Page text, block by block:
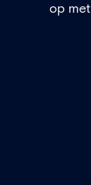
op met